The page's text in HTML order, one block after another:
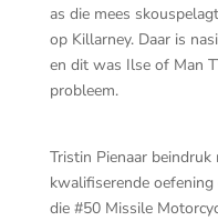
as die mees
op Killarney. Daar is
en dit was Ilse of Man
probleem.
Tristin Pienaar
kwalifiserende
die #50 Missile